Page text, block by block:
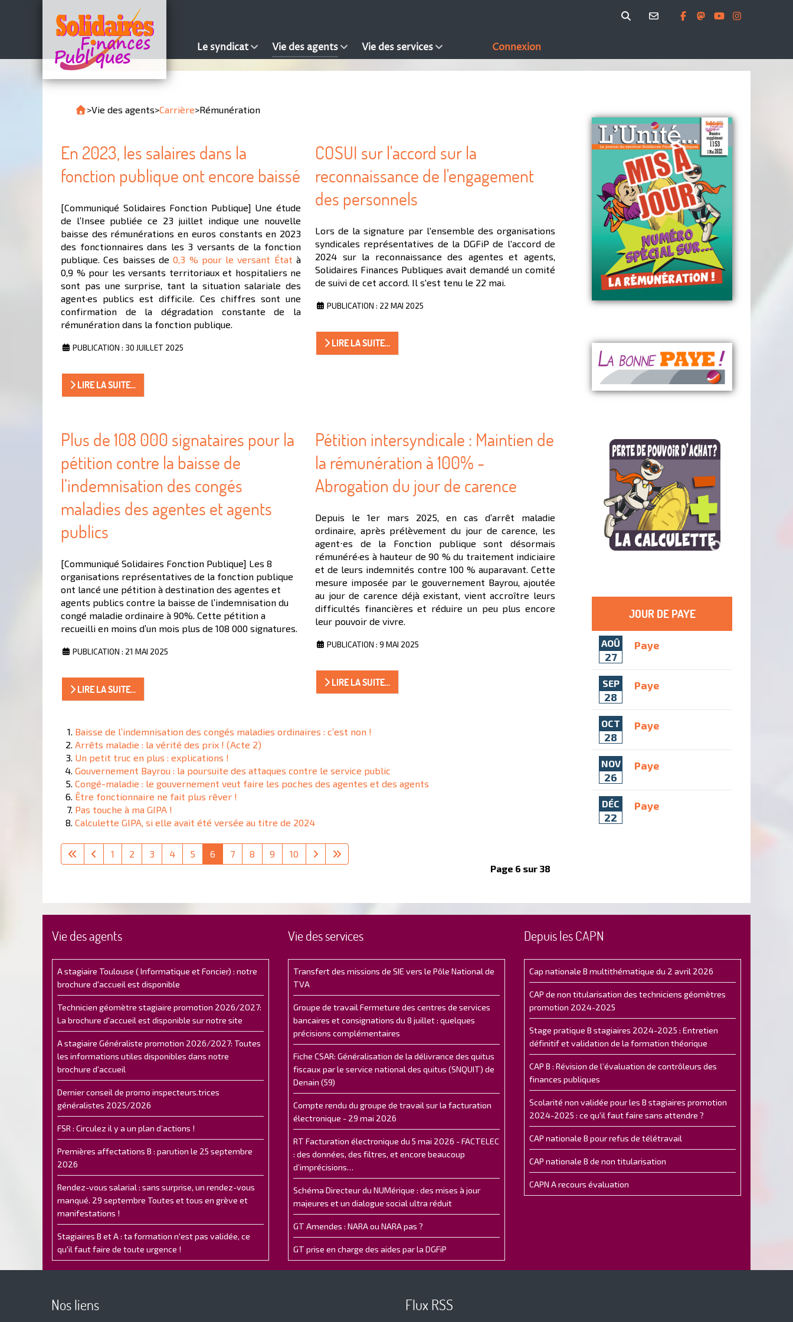
Le syndicat Vie des agents Vie des services Connexion
>Vie des agents>Carrière>Rémunération
En 2023, les salaires dans la
fonction publique ont encore baissé
[Communiqué Solidaires Fonction Publique] Une étude
de l’Insee publiée ce 23 juillet indique une nouvelle
baisse des rémunérations en euros constants en 2023
des fonctionnaires dans les 3 versants de la fonction
publique. Ces baisses de0,3 % pour le versant État à
0,9 % pour les versants territoriaux et hospitaliers ne
sont pas une surprise, tant la situation salariale des
agent·es publics est difficile. Ces chiffres sont une
confirmation de la dégradation constante de la
rémunération dans la fonction publique.
PUBLICATION : 30 JUILLET 2025
LIRE LA SUITE...
COSUI sur l'accord sur la
reconnaissance de l'engagement
des personnels
Lors de la signature par l'ensemble des organisations
syndicales représentatives de la DGFiP de l'accord de
2024 sur la reconnaissance des agentes et agents,
Solidaires Finances Publiques avait demandé un comité
de suivi de cet accord. Il s'est tenu le 22 mai.
PUBLICATION : 22 MAI 2025
LIRE LA SUITE...
Plus de 108 000 signataires pour la
pétition contre la baisse de
l’indemnisation des congés
maladies des agentes et agents
publics
[Communiqué Solidaires Fonction Publique] Les 8
organisations représentatives de la fonction publique
ont lancé une pétition à destination des agentes et
agents publics contre la baisse de l’indemnisation du
congé maladie ordinaire à 90%. Cette pétition a
recueilli en moins d’un mois plus de 108 000 signatures.
PUBLICATION : 21 MAI 2025
LIRE LA SUITE...
Pétition intersyndicale : Maintien de
la rémunération à 100% -
Abrogation du jour de carence
Depuis le 1er mars 2025, en cas d’arrêt maladie
ordinaire, après prélèvement du jour de carence, les
agent⋅es de la Fonction publique sont désormais
rémunéré·es à hauteur de 90 % du traitement indiciaire
et de leurs indemnités contre 100 % auparavant. Cette
mesure imposée par le gouvernement Bayrou, ajoutée
au jour de carence déjà existant, vient accroître leurs
difficultés financières et réduire un peu plus encore
leur pouvoir de vivre.
PUBLICATION : 9 MAI 2025
LIRE LA SUITE...
Baisse de l’indemnisation des congés maladies ordinaires : c’est non !
Arrêts maladie : la vérité des prix ! (Acte 2)
Un petit truc en plus : explications !
Gouvernement Bayrou : la poursuite des attaques contre le service public
Congé-maladie : le gouvernement veut faire les poches des agentes et des agents
Être fonctionnaire ne fait plus rêver !
Pas touche à ma GIPA !
Calculette GIPA, si elle avait été versée au titre de 2024
Page 6 sur 38
1 2 3 4 5 6 7 8 9 10
JOUR DE PAYE
AOÛ
27
Paye
SEP
28
Paye
OCT
28
Paye
NOV
26
Paye
DÉC
22
Paye
Vie des agents
A stagiaire Toulouse ( Informatique et Foncier) : notre
brochure d'accueil est disponible
Technicien géomètre stagiaire promotion 2026/2027:
La brochure d'accueil est disponible sur notre site
A stagiaire Généraliste promotion 2026/2027: Toutes
les informations utiles disponibles dans notre
brochure d'accueil
Dernier conseil de promo inspecteurs.trices
généralistes 2025/2026
FSR : Circulez il y a un plan d’actions !
Premières affectations B : parution le 25 septembre
2026
Rendez-vous salarial : sans surprise, un rendez-vous
manqué. 29 septembre Toutes et tous en grève et
manifestations !
Stagiaires B et A : ta formation n'est pas validée, ce
qu'il faut faire de toute urgence !
Vie des services
Transfert des missions de SIE vers le Pôle National de
TVA
Groupe de travail Fermeture des centres de services
bancaires et consignations du 8 juillet : quelques
précisions complémentaires
Fiche CSAR: Généralisation de la délivrance des quitus
fiscaux par le service national des quitus (SNQUIT) de
Denain (59)
Compte rendu du groupe de travail sur la facturation
électronique - 29 mai 2026
RT Facturation électronique du 5 mai 2026 - FACTELEC
: des données, des filtres, et encore beaucoup
d’imprécisions…
Schéma Directeur du NUMérique : des mises à jour
majeures et un dialogue social ultra réduit
GT Amendes : NARA ou NARA pas ?
GT prise en charge des aides par la DGFiP
Depuis les CAPN
Cap nationale B multithématique du 2 avril 2026
CAP de non titularisation des techniciens géomètres
promotion 2024-2025
Stage pratique B stagiaires 2024-2025 : Entretien
définitif et validation de la formation théorique
CAP B : Révision de l’évaluation de contrôleurs des
finances publiques
Scolarité non validée pour les B stagiaires promotion
2024-2025 : ce qu'il faut faire sans attendre ?
CAP nationale B pour refus de télétravail
CAP nationale B de non titularisation
CAPN A recours évaluation
Nos liens Flux RSS